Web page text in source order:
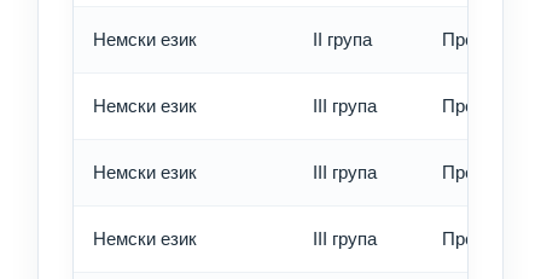
Немски език II група Превод -
Немски език III група Превод -
Немски език III група Превод -
Немски език III група Превод -